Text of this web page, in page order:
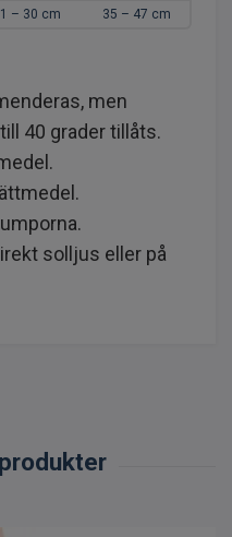
– 30 cm 35 – 47 cm
men
40 grader tillåts.
solljus eller på